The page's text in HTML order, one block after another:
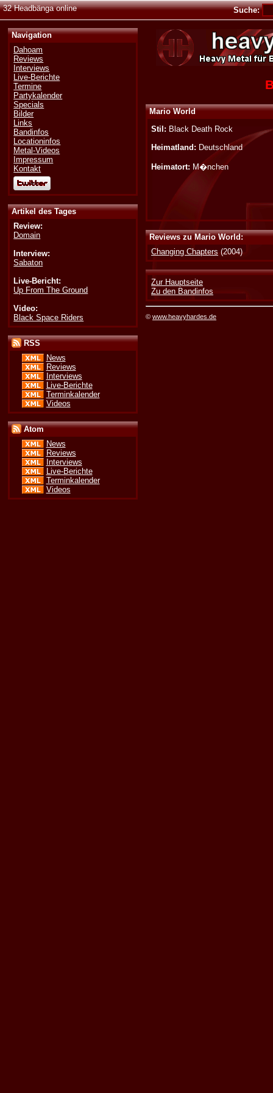
32 Headbänga online Suche:
Navigation
Dahoam
Reviews
Interviews
Live-Berichte
Termine
Partykalender
Specials
Bilder
Links
Bandinfos
Locationinfos
Metal-Videos
Impressum
Kontakt
Artikel des Tages
Review:
Domain
Interview:
Sabaton
Live-Bericht:
Up From The Ground
Video:
Black Space Riders
RSS
News
Reviews
Interviews
Live-Berichte
Terminkalender
Videos
Atom
News
Reviews
Interviews
Live-Berichte
Terminkalender
Videos
Mario World
Stil: Black Death Rock
Heimatland: Deutschland
Heimatort: M�nchen
Reviews zu Mario World:
Changing Chapters (2004)
Zur Hauptseite
Zu den Bandinfos
©www.heavyhardes.de